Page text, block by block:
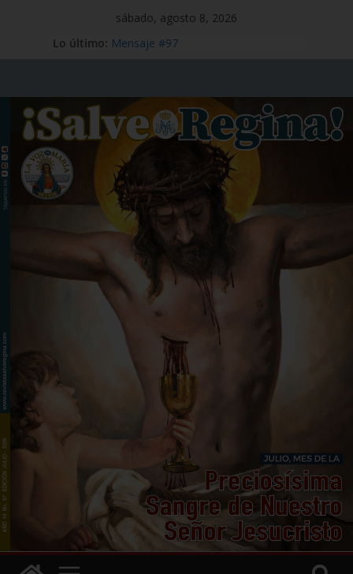
sábado, agosto 8, 2026
Lo último: Mensaje #97
Señor Jesucristo – 1 de julio
Santo Tomás Apóstol – 3 de julio
San Benito abad – 11 de julio